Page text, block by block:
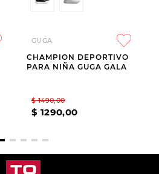
GUGA
CHAMPION DEPORTIVO
PARA NIÑA GUGA GALA
$ 1490,00
$ 1290,00